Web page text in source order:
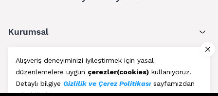
Alışveriş deneyiminizi iyileştirmek için yasal
düzenlemelere uygun çerezler(cookies) kullanıyoruz.
Detaylı bilgiye Gizlilik ve Çerez Politikası sayfamızdan
Kurumsal
Müşteri Hizmetleri
Üyelik